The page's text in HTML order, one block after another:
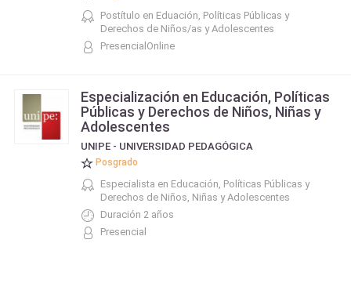
Postítulo en Eduación, Políticas Públicas y
Derechos de Niños/as y Adolescentes
PresencialOnline
Especialización en Educación, Políticas
Públicas y Derechos de Niños, Niñas y
Adolescentes
UNIPE - UNIVERSIDAD PEDAGÓGICA
Posgrado
Especialista en Educación, Políticas Públicas y
Derechos de Niños, Niñas y Adolescentes
Duración 2 años
Presencial